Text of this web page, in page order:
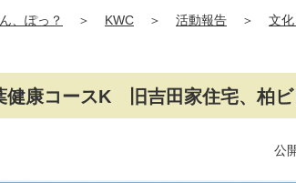
、ぽっ？ ＞ KWC ＞ 活動報告 ＞ 文
康コースK 旧吉田家住宅、柏
公